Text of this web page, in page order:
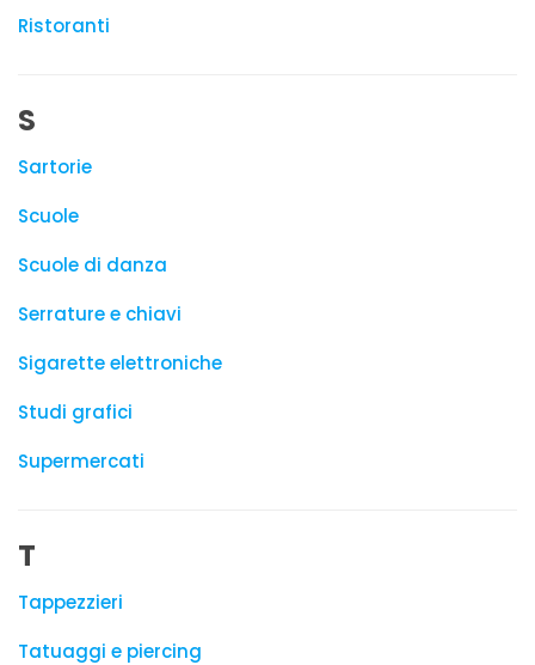
Ristoranti
S
Sartorie
Scuole
Scuole di danza
Serrature e chiavi
Sigarette elettroniche
Studi grafici
Supermercati
T
Tappezzieri
Tatuaggi e piercing